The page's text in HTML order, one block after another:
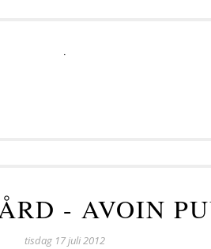
- AVOIN
tisdag 17 juli 2012